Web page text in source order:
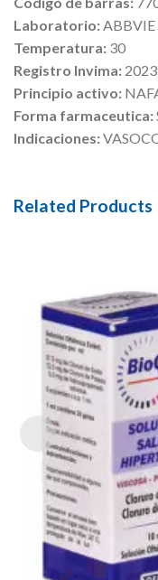
Laboratorio:ABBVIE
Temperatura: 30
Registro Invima:
Principio activo:
Forma farmaceutica:
Indicaciones:
Related Products